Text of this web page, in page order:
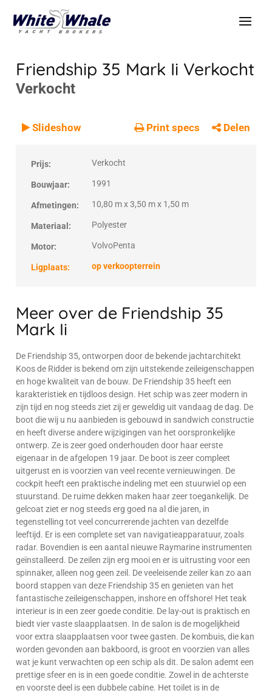
Friendship 35 Mark Ii Verkocht
Verkocht
VERKOCHT
Verkocht
Slideshow Print specs Delen
Prijs: Verkocht
Bouwjaar: 1991
Afmetingen: 10,80 m x 3,50 m x 1,50 m
Materiaal: Polyester
Motor: VolvoPenta
Ligplaats: op verkoopterrein
Meer over de Friendship 35
Mark Ii
De Friendship 35, ontworpen door de bekende jachtarchitekt
Koos de Ridder is bekend om zijn uitstekende zeileigenschappen
en hoge kwaliteit van de bouw. De Friendship 35 heeft een
karakteristiek en tijdloos design. Het schip was zeer modern in
zijn tijd en nog steeds ziet zij er geweldig uit vandaag de dag. De
boot die wij u nu aanbieden is gebouwd in sandwich constructie
en heeft diverse andere wijzigingen van het oorspronkelijke
ontwerp. Ze is zeer goed onderhouden door haar eerste
eigenaar in de afgelopen 19 jaar. De boot is zeer compleet
uitgerust en is voorzien van veel recente vernieuwingen. De
cockpit heeft een praktische indeling met een stuurwiel op een
stuurstand. De ruime dekken maken haar zeer toegankelijk. De
gelcoat ziet er nog steeds erg goed na al die jaren, in
tegenstelling tot veel concurrerende jachten van dezelfde
leeftijd. Er is een complete set van navigatieapparatuur, zoals
radar. Bovendien is een aantal nieuwe Raymarine instrumenten
geïnstalleerd. De zeilen zijn erg mooi en er is uitrusting voor een
spinnaker, alleen nog geen zeil. De veeleisende zeiler kan zo aan
boord stappen van deze Friendship 35 en genieten van het
fantastische zeileigenschappen, inshore en offshore! Het teak
interieur is in een zeer goede conditie. De lay-out is praktisch en
biedt vier vaste slaapplaatsen. In de salon is de mogelijkheid
voor extra slaapplaatsen voor twee gasten. De kombuis, die kan
worden gevonden aan bakboord, is groot en voorzien van alles
wat je kunt verwachten op een schip als dit. De salon ademt een
prettige sfeer en is in een goede conditie. Zowel in de achterste
en voorste deel is een dubbele cabine. Het toilet is in de